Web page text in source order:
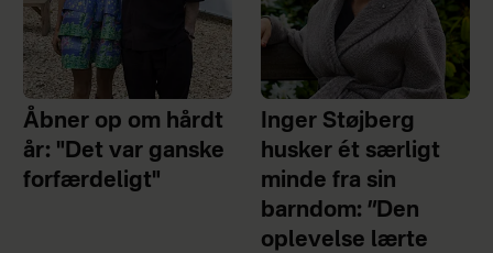
Åbner op om hårdt
år: "Det var ganske
forfærdeligt"
Inger Støjberg
husker ét særligt
minde fra sin
barndom: ”Den
oplevelse lærte